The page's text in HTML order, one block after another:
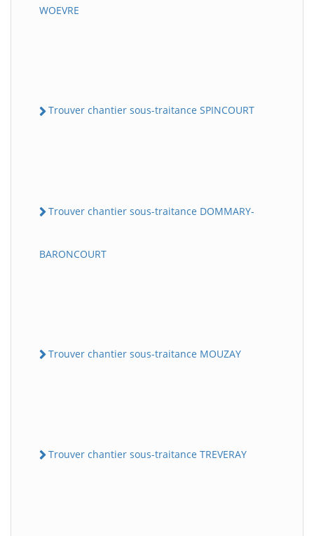
WOEVRE
Trouver chantier sous-traitance SPINCOURT
Trouver chantier sous-traitance DOMMARY-
BARONCOURT
Trouver chantier sous-traitance MOUZAY
Trouver chantier sous-traitance TREVERAY